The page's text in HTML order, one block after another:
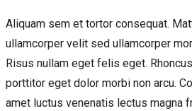
Aliquam sem et tortor consequat.
ullamcorper velit sed ullamcorper
Risus nullam eget felis eget.
porttitor eget dolor morbi non arcu.
amet luctus venenatis lectus magna